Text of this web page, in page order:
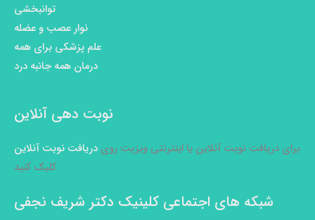
توانبخشی
نوار عصب و عضله
علم پزشکی برای همه
درمان همه جانبه درد
نوبت دهی آنلاین
برای دریافت نوبت آنلاین یا اینترنتی ویزیت روی دریافت نوبت آنلاین
کلیک کنید
شبکه های اجتماعی کلینیک دکتر شریف نجفی